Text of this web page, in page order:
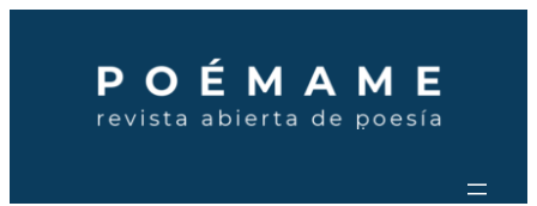
contenido